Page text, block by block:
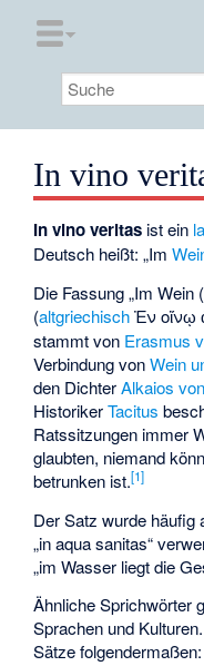
In vino
In vino veritas ist ein
Deutsch heißt: „Im
Die Fassung „Im Wein
(altgriechisch Ἐν οἴνῳ
stammt von Erasmus
Verbindung vonWein
den DichterAlkaios
HistorikerTacitus
Ratssitzungen immer
glaubten, niemand
betrunken ist.[1]
Der Satz wurde häufig
„in aqua sanitas“
„im Wasser liegt die
Ähnliche Sprichwörter
Sprachen und
Sätze folgendermaßen: